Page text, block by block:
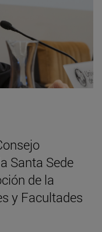
Santa Sede
de la
y Facultades